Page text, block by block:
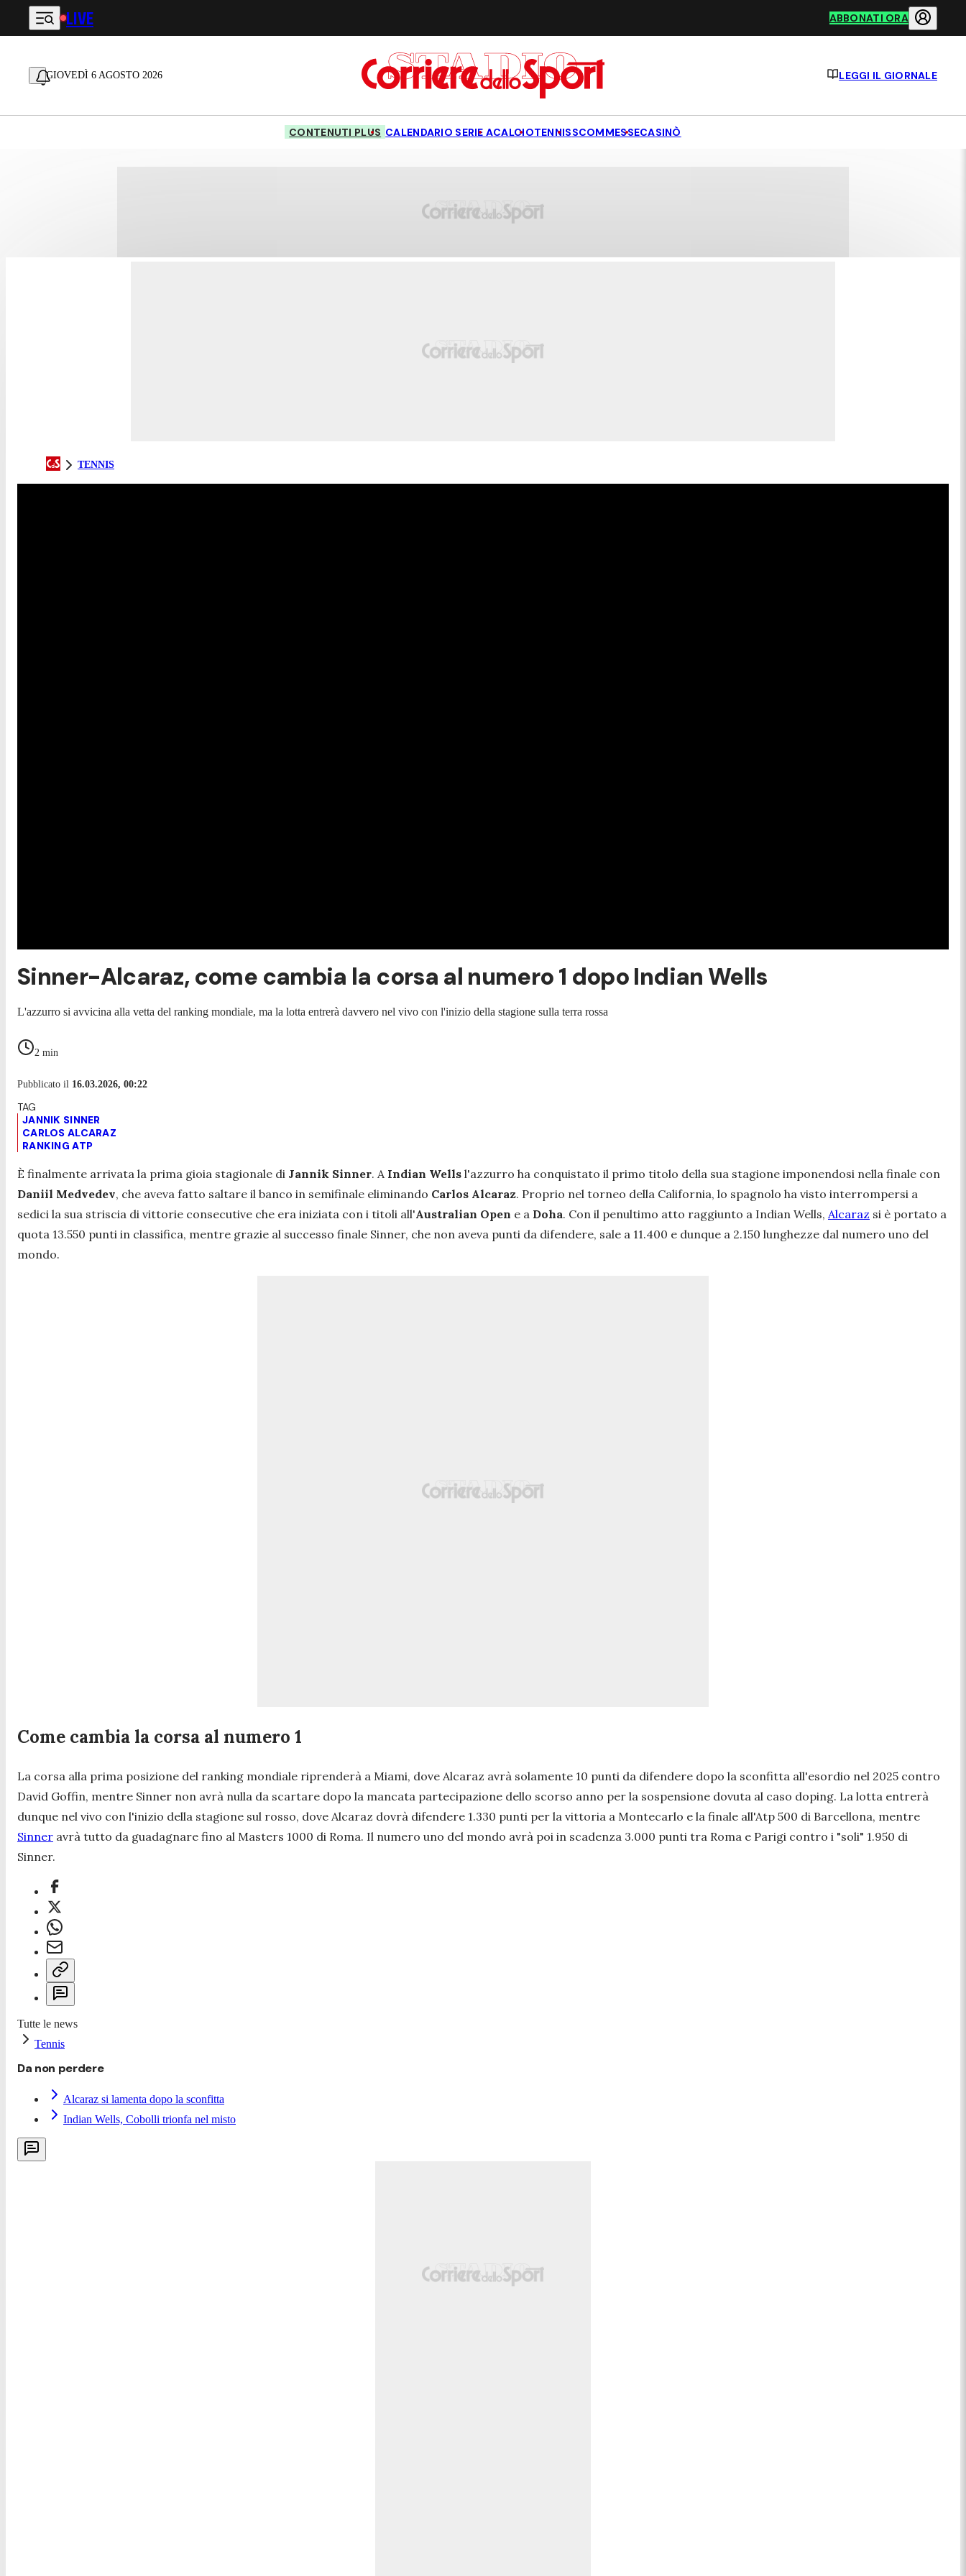
Vai al contenuto principale
LIVE ABBONATI ORA
GIOVEDÌ 6 AGOSTO 2026 LEGGI IL GIORNALE
CONTENUTI PLUS CALENDARIO SERIE ACALCIOTENNISSCOMMESSECASINÒ
TENNIS
Sinner-Alcaraz, come cambia la corsa al numero 1 dopo Indian Wells
L'azzurro si avvicina alla vetta del ranking mondiale, ma la lotta entrerà davvero nel vivo con l'inizio della stagione sulla terra rossa
2 min
Pubblicato il 16.03.2026, 00:22
JANNIK SINNER
CARLOS ALCARAZ
RANKING ATP
È finalmente arrivata la prima gioia stagionale di Jannik Sinner. A Indian Wells l'azzurro ha conquistato il primo titolo della sua stagione imponendosi nella finale con
Daniil Medvedev, che aveva fatto saltare il banco in semifinale eliminando Carlos Alcaraz. Proprio nel torneo della California, lo spagnolo ha visto interrompersi a
sedici la sua striscia di vittorie consecutive che era iniziata con i titoli all'Australian Open e a Doha. Con il penultimo atto raggiunto a Indian Wells, Alcaraz si è portato a
quota 13.550 punti in classifica, mentre grazie al successo finale Sinner, che non aveva punti da difendere, sale a 11.400 e dunque a 2.150 lunghezze dal numero uno del
mondo.
Come cambia la corsa al numero 1
La corsa alla prima posizione del ranking mondiale riprenderà a Miami, dove Alcaraz avrà solamente 10 punti da difendere dopo la sconfitta all'esordio nel 2025 contro
David Goffin, mentre Sinner non avrà nulla da scartare dopo la mancata partecipazione dello scorso anno per la sospensione dovuta al caso doping. La lotta entrerà
dunque nel vivo con l'inizio della stagione sul rosso, dove Alcaraz dovrà difendere 1.330 punti per la vittoria a Montecarlo e la finale all'Atp 500 di Barcellona, mentre
Sinner avrà tutto da guadagnare fino al Masters 1000 di Roma. Il numero uno del mondo avrà poi in scadenza 3.000 punti tra Roma e Parigi contro i "soli" 1.950 di
Sinner.
Tutte le news
Tennis
Da non perdere
Alcaraz si lamenta dopo la sconfitta
Indian Wells, Cobolli trionfa nel misto